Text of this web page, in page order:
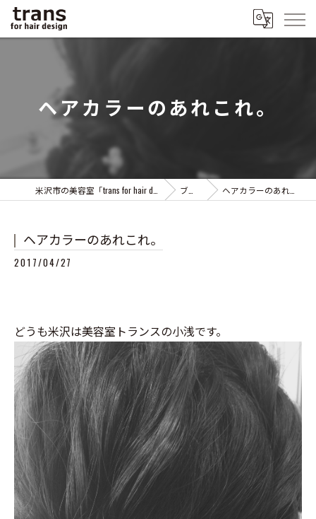
ヘアカラーのあれこれ。
ブログ ヘアカラーのあれこれ。
ヘアカラーのあれこれ。
2017/04/27
どうも米沢は美容室トランスの小浅です。